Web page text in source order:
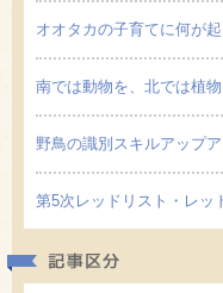
オオタカの子育てに何が
南では動物を、北では植
野鳥の識別スキルアップ
第5次レッドリスト・レッ